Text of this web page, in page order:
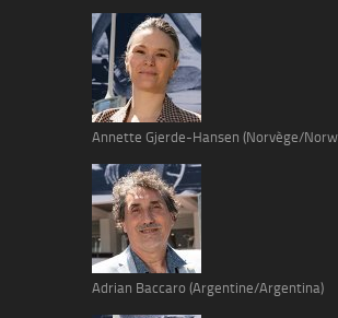
Annette Gjerde-Hansen (Norvège/
Adrian Baccaro (Argentine/Argentina)